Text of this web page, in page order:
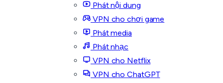
Phát nội dung
VPN cho chơi game
Phát media
Phát nhạc
VPN cho Netflix
VPN cho ChatGPT